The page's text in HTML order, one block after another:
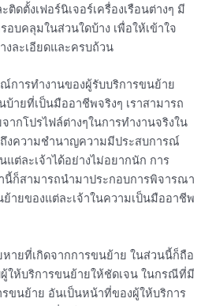
ดตั้งเฟอร์นิเจอร์เครื่องเรือนต่างๆ มี
บคลุมในส่วนใดบ้าง เพื่อให้เข้าใจ
ละเอียดและครบถ้วน
การทำงานของผู้รับบริการขนย้าย
บ้ายที่เป็นมืออาชีพจริงๆ เราสามารถ
ากโปรไฟล์ต่างๆในการทำงานจริงใน
งความชำนาญความมีประสบการณ์
ต่ละเจ้าได้อย่างไม่อยากนัก การ
นี้ก็สามารถนำมาประกอบการพิจารณา
ายของแต่ละเจ้าในความเป็นมืออาชีพ
ายที่เกิดจากการขนย้าย ในส่วนนี้ก็ถือ
ผู้ให้บริการขนย้ายให้ชัดเจน ในกรณีที่มี
รขนย้าย อันเป็นหน้าที่ของผู้ให้บริการ